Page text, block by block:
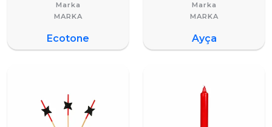
Marka
Ecotone
Marka
Ayça